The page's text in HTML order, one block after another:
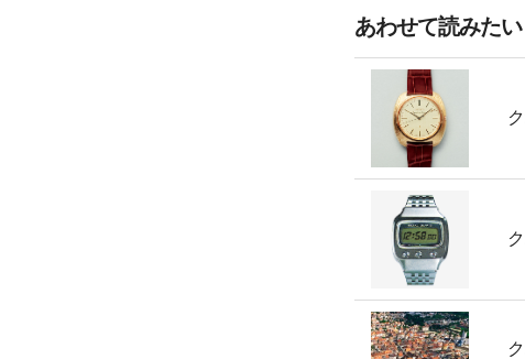
あわせて読みたい